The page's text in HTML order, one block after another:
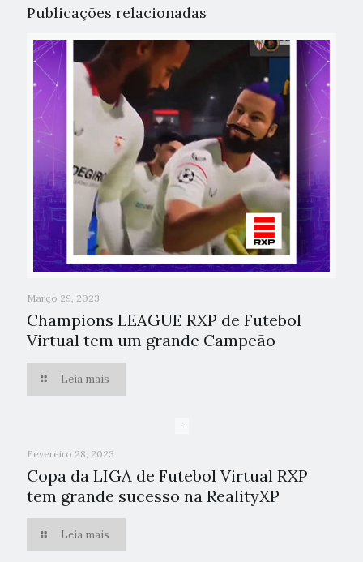
Publicações relacionadas
Março 29, 2023
Champions LEAGUE RXP de Futebol
Virtual tem um grande Campeão
Leia mais
Fevereiro 28, 2023
Copa da LIGA de Futebol Virtual RXP
tem grande sucesso na RealityXP
Leia mais